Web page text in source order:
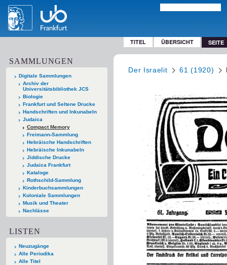
TITEL ÜBERSICHT SEITE
SAMMLUNGEN
Digitale Sammlungen
Archiv der
Universitätsbibliothek JCS
Biologie
Frankfurt und Seltene Drucke
Handschriften und Inkunabeln
Judaica
Compact Memory
Freimann-Sammlung
Hebräische Handschriften
Hebräische Inkunabeln
Jiddische Drucke
Judaica Frankfurt
Kataloge
Rothschild-Sammlung
Kinderbuchsammlungen
Koloniale Sammlungen
Musik und Theater
Nachlässe
LISTEN
Neuzugänge
Alle Periodika
Alle Titel
Der Israelit 61 (1920)